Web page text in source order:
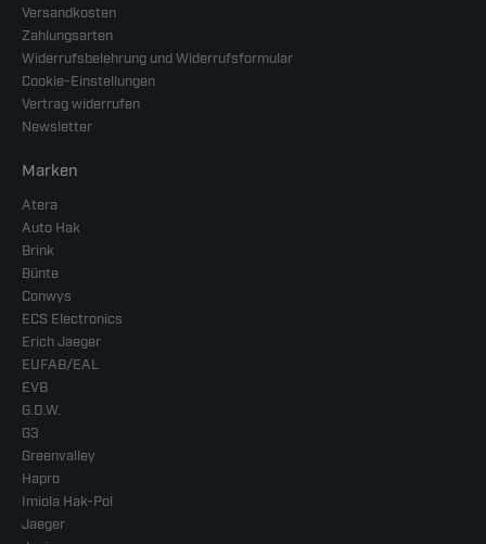
Versandkosten
Zahlungsarten
Widerrufsbelehrung und Widerrufsformular
Cookie-Einstellungen
Vertrag widerrufen
Newsletter
Marken
Atera
Auto Hak
Brink
Bünte
Conwys
ECS Electronics
Erich Jaeger
EUFAB/EAL
EVB
G.D.W.
G3
Greenvalley
Hapro
Imiola Hak-Pol
Jaeger